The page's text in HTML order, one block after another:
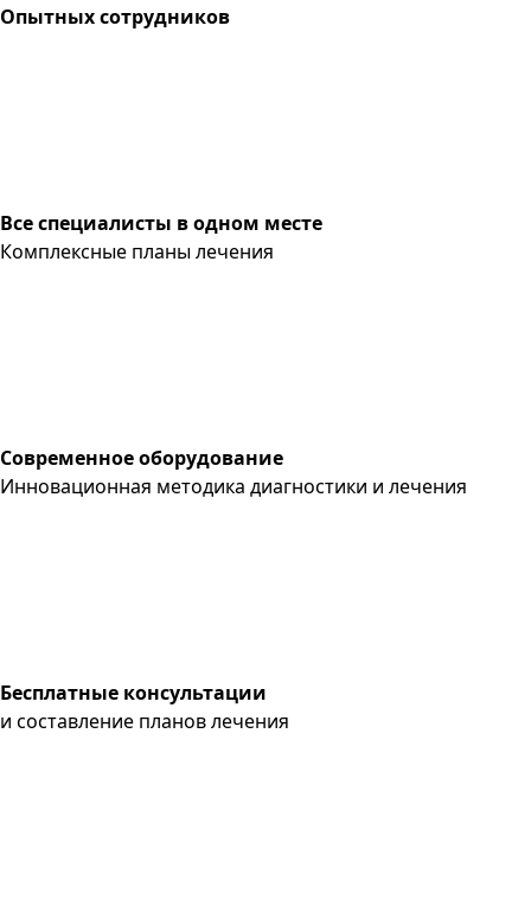
Опытных сотрудников
Все специалисты в одном месте
Комплексные планы лечения
Современное оборудование
Инновационная методика диагностики и лечения
Бесплатные консультации
и составление планов лечения